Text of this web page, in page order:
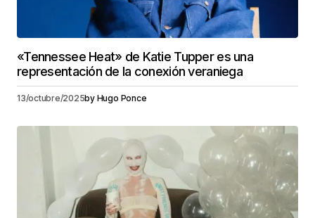
«Tennessee Heat» de Katie Tupper es una
representación de la conexión veraniega
13/octubre/2025by Hugo Ponce